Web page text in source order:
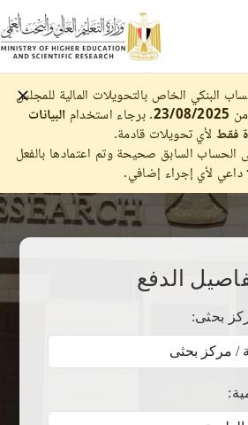
البنكي الخاص بالتحويلات المالية للمجلس
23/08/2025. برجاء استخدام البيانات
فقط لأي تحويلات قادمة.
الحساب السابق صحيحة وتم اعتمادها بالفعل
لأي إجراء إضافي.
الدفع
بحثى: